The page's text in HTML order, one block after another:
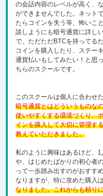
の会話内容のレベルが高く、
ができませんでした。ネット
たらコインを失う等、怖いこ
談しようにも暗号通貨に詳し
で、ただただBTCを持ってる
コインを購入したり、ステー
通貨払いもしてみたい！と思
ちらのスクールです。
このスクールは個人に合わせ
暗号通貨とはどういうものな
使いやすくする環境づくり、
インを購入して大切に管理す
教えていただきました。
私のように興味はあるけど、
や、はじめたばかりの初心者
って一歩踏み出すのがおすす
なりますが、特に攻めた購入
なりました。これからも頼り